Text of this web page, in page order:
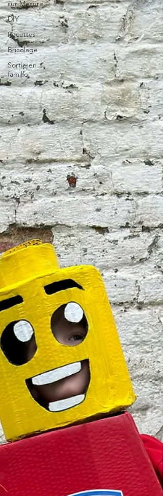
sur Mesure
DIY
Recettes
Bricolage
Sortie en
famille